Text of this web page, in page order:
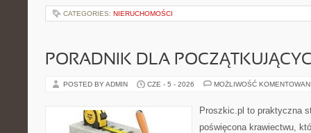
CATEGORIES: NIERUCHOMOŚCI
PORADNIK DLA
POSTED BY ADMIN CZE - 5 - 2026 MOŻLIWOŚĆ
Proszkic.pl to praktyczna
poświęcona krawiectwu,